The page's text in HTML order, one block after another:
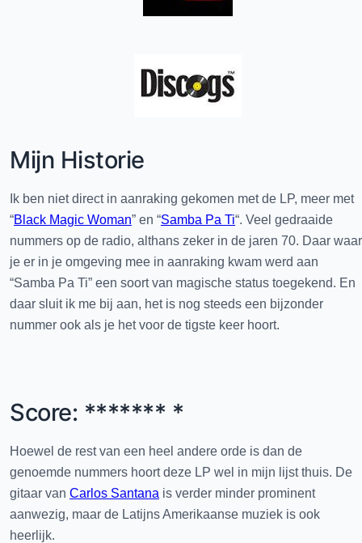
Mijn Historie
Ik ben niet direct in aanraking gekomen met de LP, meer met
“Black Magic Woman” en “Samba Pa Ti“. Veel gedraaide
nummers op de radio, althans zeker in de jaren 70. Daar waar
je er in je omgeving mee in aanraking kwam werd aan
“Samba Pa Ti” een soort van magische status toegekend. En
daar sluit ik me bij aan, het is nog steeds een bijzonder
nummer ook als je het voor de tigste keer hoort.
Score: ******* *
Hoewel de rest van een heel andere orde is dan de
genoemde nummers hoort deze LP wel in mijn lijst thuis. De
gitaar van Carlos Santana is verder minder prominent
aanwezig, maar de Latijns Amerikaanse muziek is ook
heerlijk.